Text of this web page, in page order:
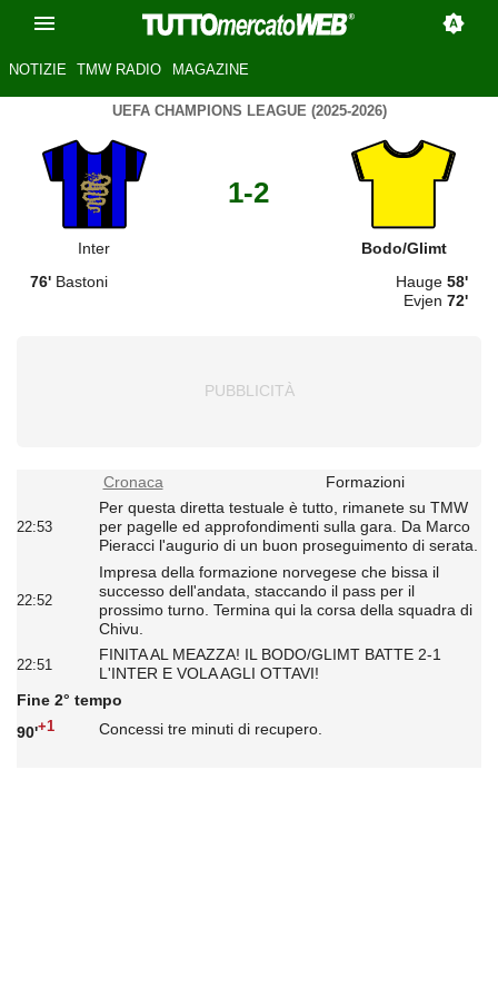
NOTIZIE TMW RADIO MAGAZINE
UEFA CHAMPIONS LEAGUE (2025-2026)
Inter
1-2
Bodo/Glimt
76' Bastoni Hauge 58'
Evjen 72'
Cronaca Formazioni
22:53
Per questa diretta testuale è tutto, rimanete su TMW
per pagelle ed approfondimenti sulla gara. Da Marco
Pieracci l'augurio di un buon proseguimento di serata.
22:52
Impresa della formazione norvegese che bissa il
successo dell'andata, staccando il pass per il
prossimo turno. Termina qui la corsa della squadra di
Chivu.
22:51
FINITA AL MEAZZA! IL BODO/GLIMT BATTE 2-1
L'INTER E VOLA AGLI OTTAVI!
Fine 2° tempo
90'+1 Concessi tre minuti di recupero.